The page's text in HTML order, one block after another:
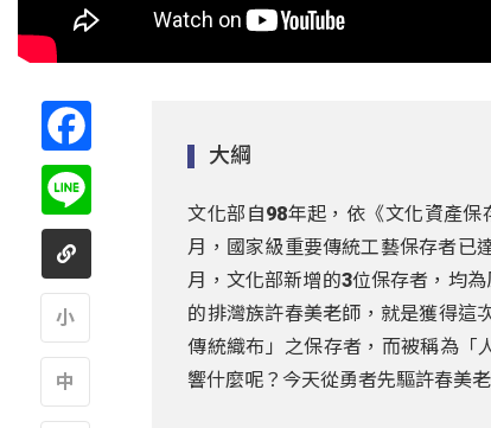
大綱
文化部自98年起，依《文化資產
月，國家級重要傳統工藝保存者已
月，文化部新增的3位保存者，均
的排灣族許春美老師，就是獲得這
傳統織布」之保存者，而被稱為
響什麼呢？今天從勇者先驅許春美